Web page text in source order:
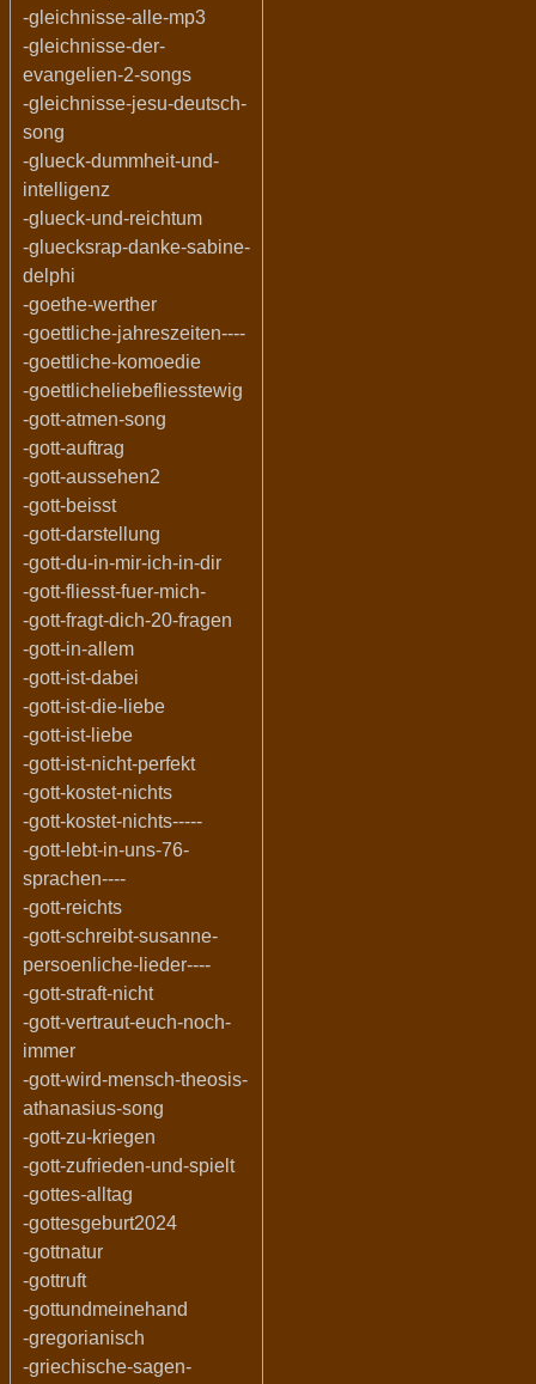
-gleichnisse-alle-mp3
-gleichnisse-der-
evangelien-2-songs
-gleichnisse-jesu-deutsch-
song
-glueck-dummheit-und-
intelligenz
-glueck-und-reichtum
-gluecksrap-danke-sabine-
delphi
-goethe-werther
-goettliche-jahreszeiten----
-goettliche-komoedie
-goettlicheliebefliesstewig
-gott-atmen-song
-gott-auftrag
-gott-aussehen2
-gott-beisst
-gott-darstellung
-gott-du-in-mir-ich-in-dir
-gott-fliesst-fuer-mich-
-gott-fragt-dich-20-fragen
-gott-in-allem
-gott-ist-dabei
-gott-ist-die-liebe
-gott-ist-liebe
-gott-ist-nicht-perfekt
-gott-kostet-nichts
-gott-kostet-nichts-----
-gott-lebt-in-uns-76-
sprachen----
-gott-reichts
-gott-schreibt-susanne-
persoenliche-lieder----
-gott-straft-nicht
-gott-vertraut-euch-noch-
immer
-gott-wird-mensch-theosis-
athanasius-song
-gott-zu-kriegen
-gott-zufrieden-und-spielt
-gottes-alltag
-gottesgeburt2024
-gottnatur
-gottruft
-gottundmeinehand
-gregorianisch
-griechische-sagen-